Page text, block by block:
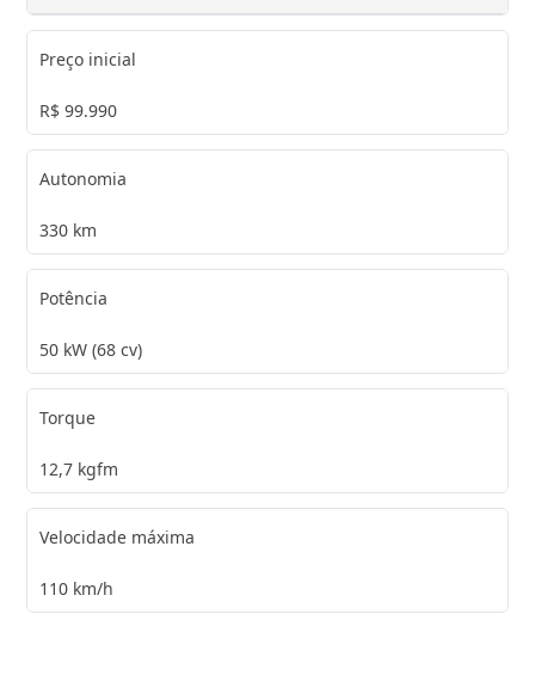
Preço inicial
R$ 99.990
Autonomia
330 km
Potência
50 kW (68 cv)
Torque
12,7 kgfm
Velocidade máxima
110 km/h